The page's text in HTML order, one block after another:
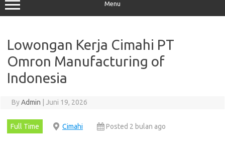
Menu
Lowongan Kerja Cimahi PT
Omron Manufacturing of
Indonesia
ByAdmin Juni 19, 2026
Full Time Cimahi Posted 2 bulan ago